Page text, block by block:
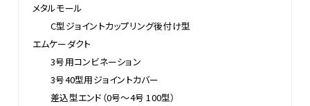
メタルモール
C型ジョイントカップリング後付け型
エムケーダクト
3号用コンビネーション
3号40型用ジョイントカバー
差込型エンド（0号～4号 100型）